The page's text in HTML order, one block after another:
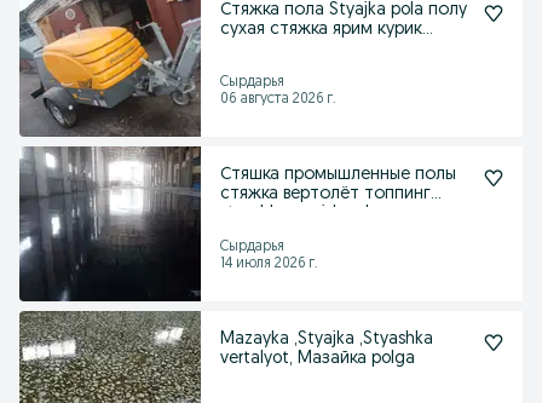
Стяжка пола Styajka pola полу
сухая стяжка ярим курик
Сырдарья
06 августа 2026 г.
Стяшка промышленные полы
стяжка вертолёт топпинг
Сырдарья
14 июля 2026 г.
Mazayka ,Styajka ,Styashka
vertalyot, Mазайка polga